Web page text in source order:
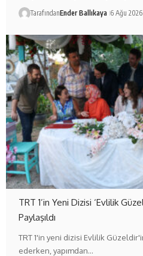
TarafındanEnder Ballıkaya 6 Ağu 2026
TRT 1’in Yeni Dizisi ‘Evlilik
Paylaşıldı
TRT 1'in yeni dizisi Evlilik
ederken, yapımdan…